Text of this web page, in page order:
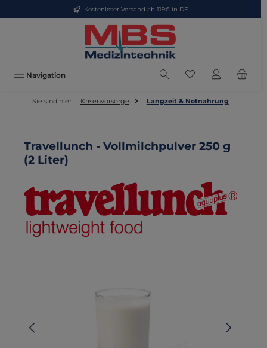
Zum Hauptinhalt springenKostenloser Versand ab 119€ in DE
Navigation Du hast 0
Sie sind hier: Krisenvorsorge Langzeit & Notnahrung
Travellunch - Vollmilchpulver 250 g
(2 Liter)